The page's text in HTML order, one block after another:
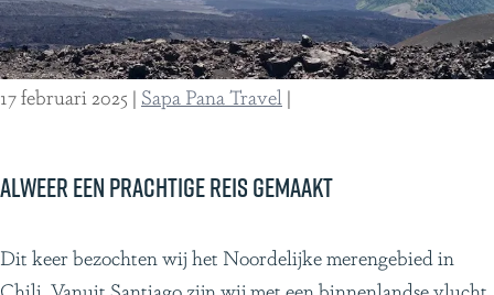
n
-
d
h
e
r
Alweer een prachtige reis gemaakt
17 februari 2025 | Sapa Pana Travel |
A
l
Dit keer bezochten wij het Noordelijke merengebied in